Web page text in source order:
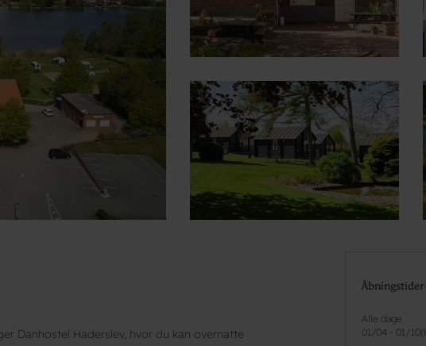
Danhostel Haderslev, hvor du kan overnatte
Åbningstider
Alle dage
01/04 - 01/10(